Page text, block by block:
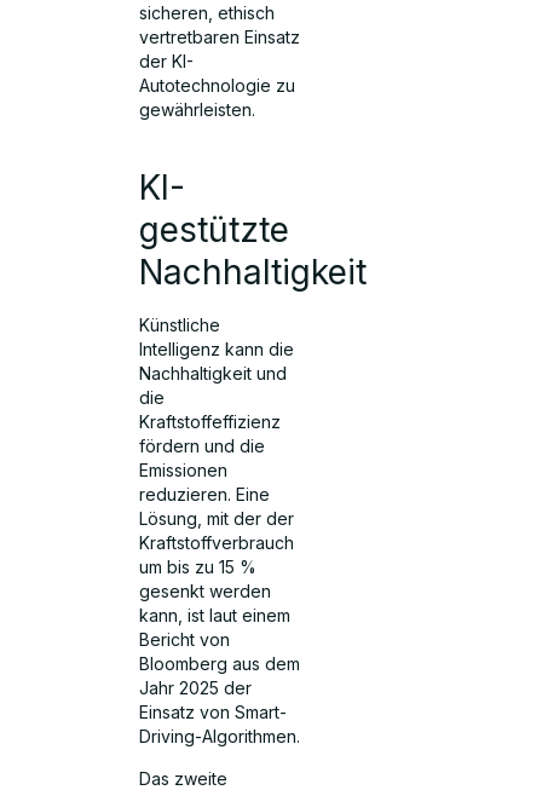
sicheren, ethisch
vertretbaren Einsatz
der KI-
Autotechnologie zu
gewährleisten.
KI-
gestützte
Nachhaltigkeit
Künstliche
Intelligenz kann die
Nachhaltigkeit und
die
Kraftstoffeffizienz
fördern und die
Emissionen
reduzieren. Eine
Lösung, mit der der
Kraftstoffverbrauch
um bis zu 15 %
gesenkt werden
kann, ist laut einem
Bericht von
Bloomberg aus dem
Jahr 2025 der
Einsatz von Smart-
Driving-Algorithmen.
Das zweite